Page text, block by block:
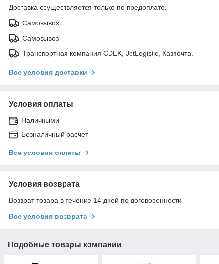
Доставка осуществляется только по предоплате.
Самовывоз
Самовывоз
Транспортная компания CDEK, JetLogistic, Казпочта.
Все условия доставки
Условия оплаты
Наличными
Безналичный расчет
Все условия оплаты
Условия возврата
Возврат товара в течение 14 дней по договоренности
Все условия возврата
Подобные товары компании